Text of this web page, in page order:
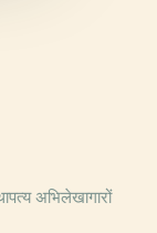
अभिलेखागारों